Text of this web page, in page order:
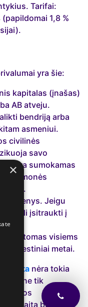
Tarifai:
(papildomai 1,8 %
yra šie:
kapitalas (įnašas)
AB atveju.
bendriją arba
asmeniui.
civilinės
savo
yra sumokamas
įmonės
turtu.
asmenys. Jeigu
gali įsitraukti į
visiems
mokestiniai metai.
nėra tokia
ne tik
apskaita būtų
×